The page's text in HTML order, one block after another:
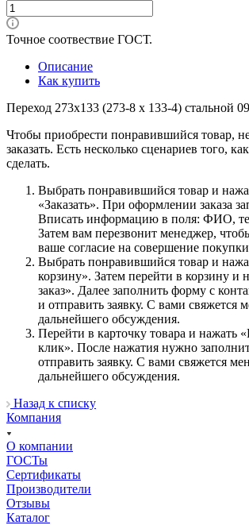
Точное соотвествие ГОСТ.
Описание
Как купить
Переход 273х133 (273-8 х 133-4) стальной
Чтобы приобрести понравившийся товар,
заказать. Есть несколько сценариев того,
сделать.
Выбрать понравившийся товар и
«Заказать». При оформлении заказа
Вписать информацию в поля: ФИО,
Затем вам перезвонит менеджер,
ваше согласие на совершение
Выбрать понравившийся товар и
корзину». Затем перейти в корзину и
заказ». Далее заполнить форму с
и отправить заявку. С вами свяжется
дальнейшего обсуждения.
Перейти в карточку товара и нажать
клик». После нажатия нужно
отправить заявку. С вами свяжется
дальнейшего обсуждения.
Назад к списку
Компания
О компании
ГОСТы
Сертификаты
Производители
Отзывы
Каталог